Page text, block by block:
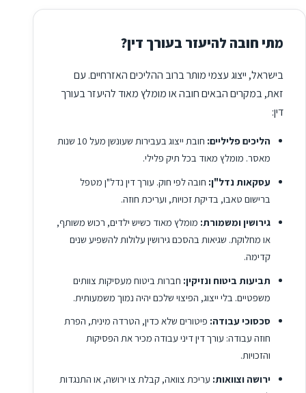
מתי חובה להיעזר בעורך דין?
בישראל, ייצוג עצמי מותר ברוב ההליכים האזרחיים. עם
זאת, במקרים הבאים חובה או מומלץ מאוד להיעזר בעורך
דין:
הליכים פליליים:
חובת ייצוג בעבירות שעונשן מעל 10 שנות
מאסר. מומלץ מאוד בכל תיק פלילי.
עסקאות נדל"ן: חובה לפי חוק. עורך דין נדל"ן מטפל
ברישום טאבו, בדיקת זכויות, ועריכת חוזה.
גירושין ומשמורת: מומלץ מאוד כשיש ילדים, רכוש משותף,
או מחלוקת. שגיאות בהסכם גירושין עלולות להשפיע שנים
קדימה.
תביעות ביטוח ונזיקין: חברות ביטוח מעסיקות צוותים
משפטיים. בלי ייצוג, הפיצוי שלכם יהיה נמוך משמעותית.
סכסוכי עבודה: פיטורים שלא כדין, הטרדה מינית, הפרת
חוזה עבודה: עורך דין דיני עבודה מכיר את הפסיקות
והזכויות.
ירושה וצוואות: עריכת צוואה, קבלת צו ירושה, או התנגדות